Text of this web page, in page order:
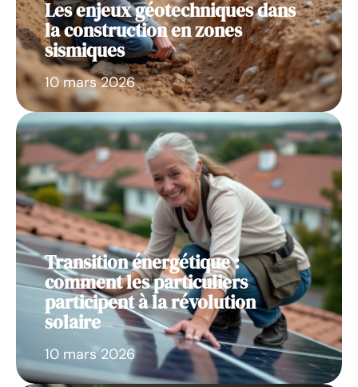
Les enjeux géotechniques dans
la construction en zones
sismiques
10 mars 2026
Transition énergétique :
comment les particuliers
participent à la révolution
solaire
10 mars 2026